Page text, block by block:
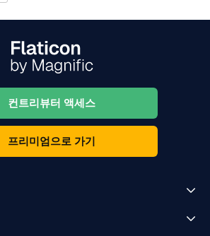
컨트리뷰터 액세스
프리미엄으로 가기